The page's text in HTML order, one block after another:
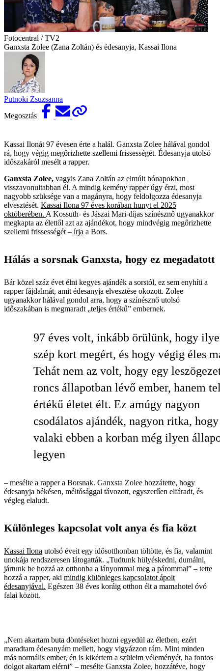
Fotocentral / TV2
Ganxsta Zolee (Zana Zoltán) és édesanyja, Kassai Ilona
Putnoki Zsuzsanna
Megosztás
Kassai Ilonát 97 évesen érte a halál. Ganxsta Zolee hálával gondol
rá, hogy végig megőrizhette szellemi frissességét. Édesanyja utolsó
időszakáról mesélt a rapper.
Ganxsta Zolee, vagyis Zana Zoltán az elmúlt hónapokban
visszavonultabban él. A mindig kemény rapper úgy érzi, most
nagyobb szüksége van a magányra, hogy feldolgozza édesanyja
elvesztését. Kassai Ilona 97 éves korában hunyt el 2025
októberében. A Kossuth- és Jászai Mari-díjas színésznő ugyanakkor
megkapta az élettől azt az ajándékot, hogy mindvégig megőrizhette
szellemi frissességét – írja a Bors.
Hálás a sorsnak Ganxsta, hogy ez megadatott
Bár közel száz évet élni kegyes ajándék a sorstól, ez sem enyhíti a
rapper fájdalmát, amit édesanyja elvesztése okozott. Zolee
ugyanakkor hálával gondol arra, hogy a színésznő utolsó
időszakában is megmaradt „teljes értékű” embernek.
97 éves volt, inkább örülünk, hogy
szép kort megért, és hogy végig éles
Tehát nem az volt, hogy egy
roncs állapotban lévő ember, hanem
értékű életet élt. Ez amúgy nagyon
csodálatos ajándék, nagyon ritka, hogy
valaki ebben a korban még ilyen
legyen
– mesélte a rapper a Borsnak. Ganxsta Zolee hozzátette, hogy
édesanyja békésen, méltósággal távozott, egyszerűen elfáradt, és
végleg elaludt.
Különleges kapcsolat volt anya és fia közt
Kassai Ilona utolsó éveit egy idősotthonban töltötte, és fia, valamint
unokája rendszeresen látogatták. „Tudtunk hülyéskedni, dumálni,
jártunk be hozzá az otthonba a lányommal meg a párommal” – tette
hozzá a rapper, aki mindig különleges kapcsolatot ápolt
édesanyjával. Egészen 38 éves koráig otthon élt a mamahotel óvó
falai között.
„Nem akartam buta döntéseket hozni egyedül az életben, ezért
maradtam édesanyám mellett, hogy vigyázzon rám. Mint minden
más normális ember, én is kikértem a szüleim véleményét, ha fontos
dolgot akartam elérni” – mesélte Ganxsta Zolee, hozzátéve, hogy